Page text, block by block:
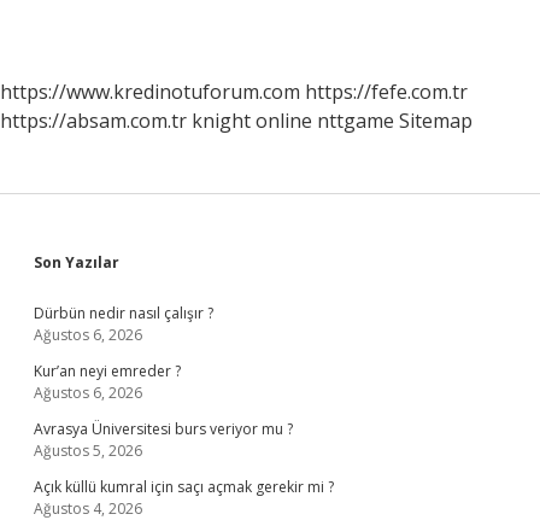
https://www.kredinotuforum.com https://fefe.com.tr
https://absam.com.tr knight online nttgame Sitemap
Sidebar
Son Yazılar
Dürbün nedir nasıl çalışır ?
Ağustos 6, 2026
Kur’an neyi emreder ?
Ağustos 6, 2026
Avrasya Üniversitesi burs veriyor mu ?
Ağustos 5, 2026
Açık küllü kumral için saçı açmak gerekir mi ?
Ağustos 4, 2026